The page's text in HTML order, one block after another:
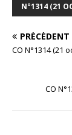
N°1314 (21
PRÉCÉDENT
CO N°1314 (21
CO